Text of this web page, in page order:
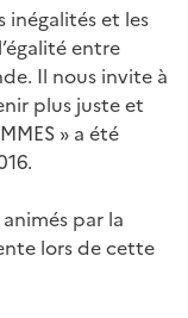
inégalités et les
entre
Il nous invite à
plus juste et
» a été
par la
lors de cette